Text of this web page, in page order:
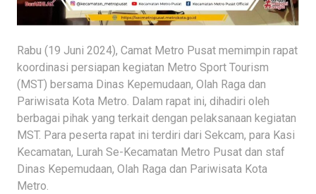
Rabu (19 Juni 2024), Camat Metro Pusat memimpin rapat
koordinasi persiapan kegiatan Metro Sport Tourism
(MST) bersama Dinas Kepemudaan, Olah Raga dan
Pariwisata Kota Metro. Dalam rapat ini, dihadiri oleh
berbagai pihak yang terkait dengan pelaksanaan kegiatan
MST. Para peserta rapat ini terdiri dari Sekcam, para Kasi
Kecamatan, Lurah Se-Kecamatan Metro Pusat dan staf
Dinas Kepemudaan, Olah Raga dan Pariwisata Kota
Metro.